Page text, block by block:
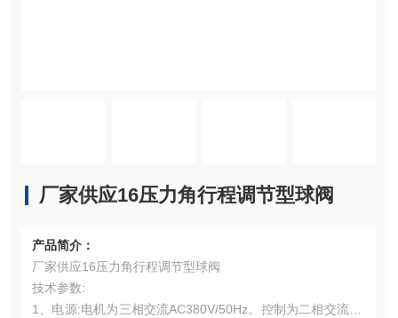
厂家供应16压力角行程调节型球阀
产品简介：
厂家供应16压力角行程调节型球阀
技术参数:
1、电源:电机为三相交流AC380V/50Hz。控制为二相交流AC